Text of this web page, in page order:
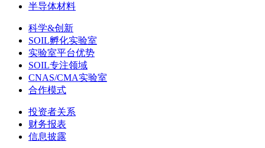
半导体材料
科学&创新
SOIL孵化实验室
实验室平台优势
SOIL专注领域
CNAS/CMA实验室
合作模式
投资者关系
财务报表
信息披露